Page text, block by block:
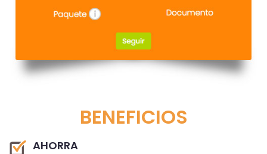
BENEFICIOS
AHORRA